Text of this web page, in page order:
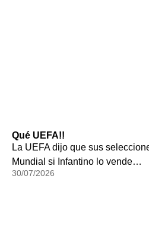
Qué UEFA!!
La UEFA dijo que sus
Mundial si Infantino lo vende…
30/07/2026